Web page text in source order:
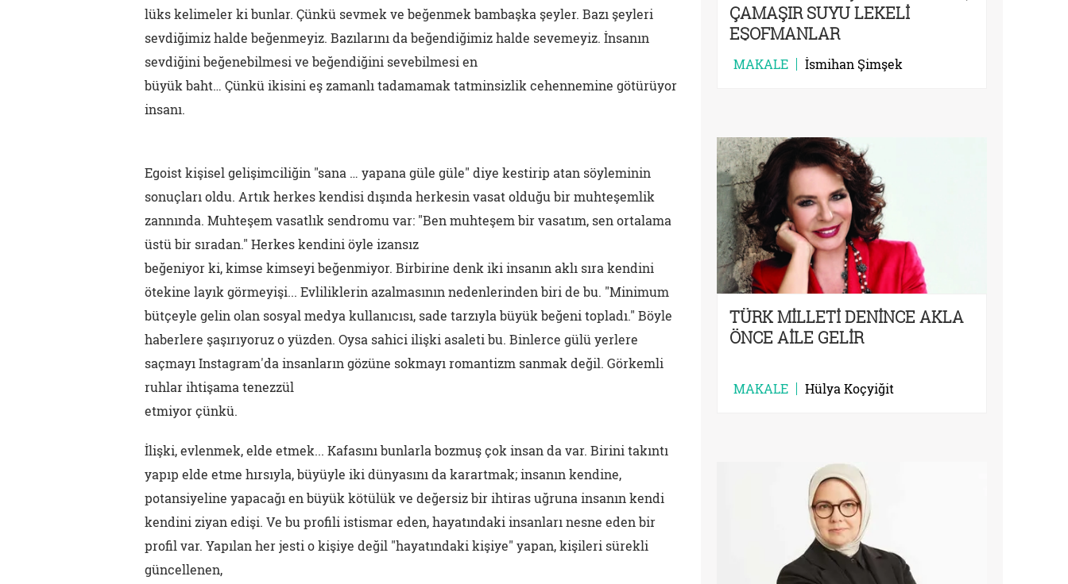
lüks kelimeler ki bunlar. Çünkü sevmek ve beğenmek bambaşka şeyler. Bazı şeyleri
sevdiğimiz halde beğenmeyiz. Bazılarını da beğendiğimiz halde sevemeyiz. İnsanın
sevdiğini beğenebilmesi ve beğendiğini sevebilmesi en
büyük baht… Çünkü ikisini eş zamanlı tadamamak tatminsizlik cehennemine götürüyor
insanı.
Egoist kişisel gelişimciliğin "sana … yapana güle güle" diye kestirip atan söyleminin
sonuçları oldu. Artık herkes kendisi dışında herkesin vasat olduğu bir muhteşemlik
zannında. Muhteşem vasatlık sendromu var: "Ben muhteşem bir vasatım, sen ortalama
üstü bir sıradan." Herkes kendini öyle izansız
beğeniyor ki, kimse kimseyi beğenmiyor. Birbirine denk iki insanın aklı sıra kendini
ötekine layık görmeyişi... Evliliklerin azalmasının nedenlerinden biri de bu. "Minimum
bütçeyle gelin olan sosyal medya kullanıcısı, sade tarzıyla büyük beğeni topladı." Böyle
haberlere şaşırıyoruz o yüzden. Oysa sahici ilişki asaleti bu. Binlerce gülü yerlere
saçmayı Instagram'da insanların gözüne sokmayı romantizm sanmak değil. Görkemli
ruhlar ihtişama tenezzül
etmiyor çünkü.
İlişki, evlenmek, elde etmek... Kafasını bunlarla bozmuş çok insan da var. Birini takıntı
yapıp elde etme hırsıyla, büyüyle iki dünyasını da karartmak; insanın kendine,
potansiyeline yapacağı en büyük kötülük ve değersiz bir ihtiras uğruna insanın kendi
kendini ziyan edişi. Ve bu profili istismar eden, hayatındaki insanları nesne eden bir
profil var. Yapılan her jesti o kişiye değil "hayatındaki kişiye" yapan, kişileri sürekli
güncellenen,
ÇAMAŞIR SUYU LEKELİ
EŞOFMANLAR
MAKALE İsmihan Şimşek
TÜRK MİLLETİ DENİNCE AKLA
ÖNCE AİLE GELİR
MAKALE Hülya Koçyiğit